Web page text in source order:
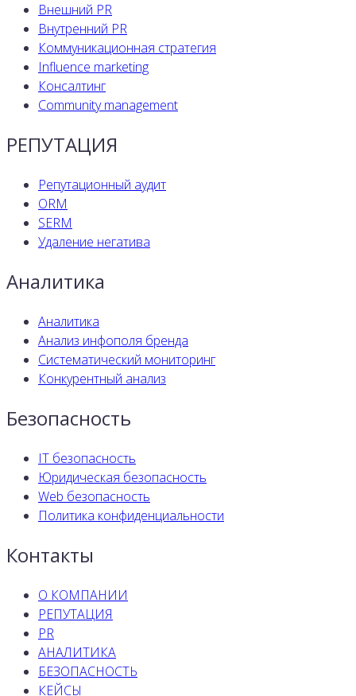
Внешний PR
Внутренний PR
Коммуникационная стратегия
Influence marketing
Консалтинг
Community management
РЕПУТАЦИЯ
Репутационный аудит
ORM
SERM
Удаление негатива
Аналитика
Аналитика
Анализ инфополя бренда
Систематический мониторинг
Конкурентный анализ
Безопасность
IT безопасность
Юридическая безопасность
Web безопасность
Политика конфиденциальности
Контакты
О КОМПАНИИ
РЕПУТАЦИЯ
PR
АНАЛИТИКА
БЕЗОПАСНОСТЬ
КЕЙСЫ